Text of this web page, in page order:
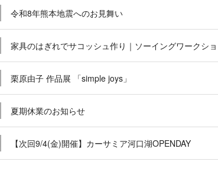
令和8年熊本地震へのお見舞い
家具のはぎれでサコッシュ作り｜ソーイングワークシ
栗原由子 作品展 「simple joys」
夏期休業のお知らせ
【次回9/4(金)開催】カーサミア河口湖OPENDAY